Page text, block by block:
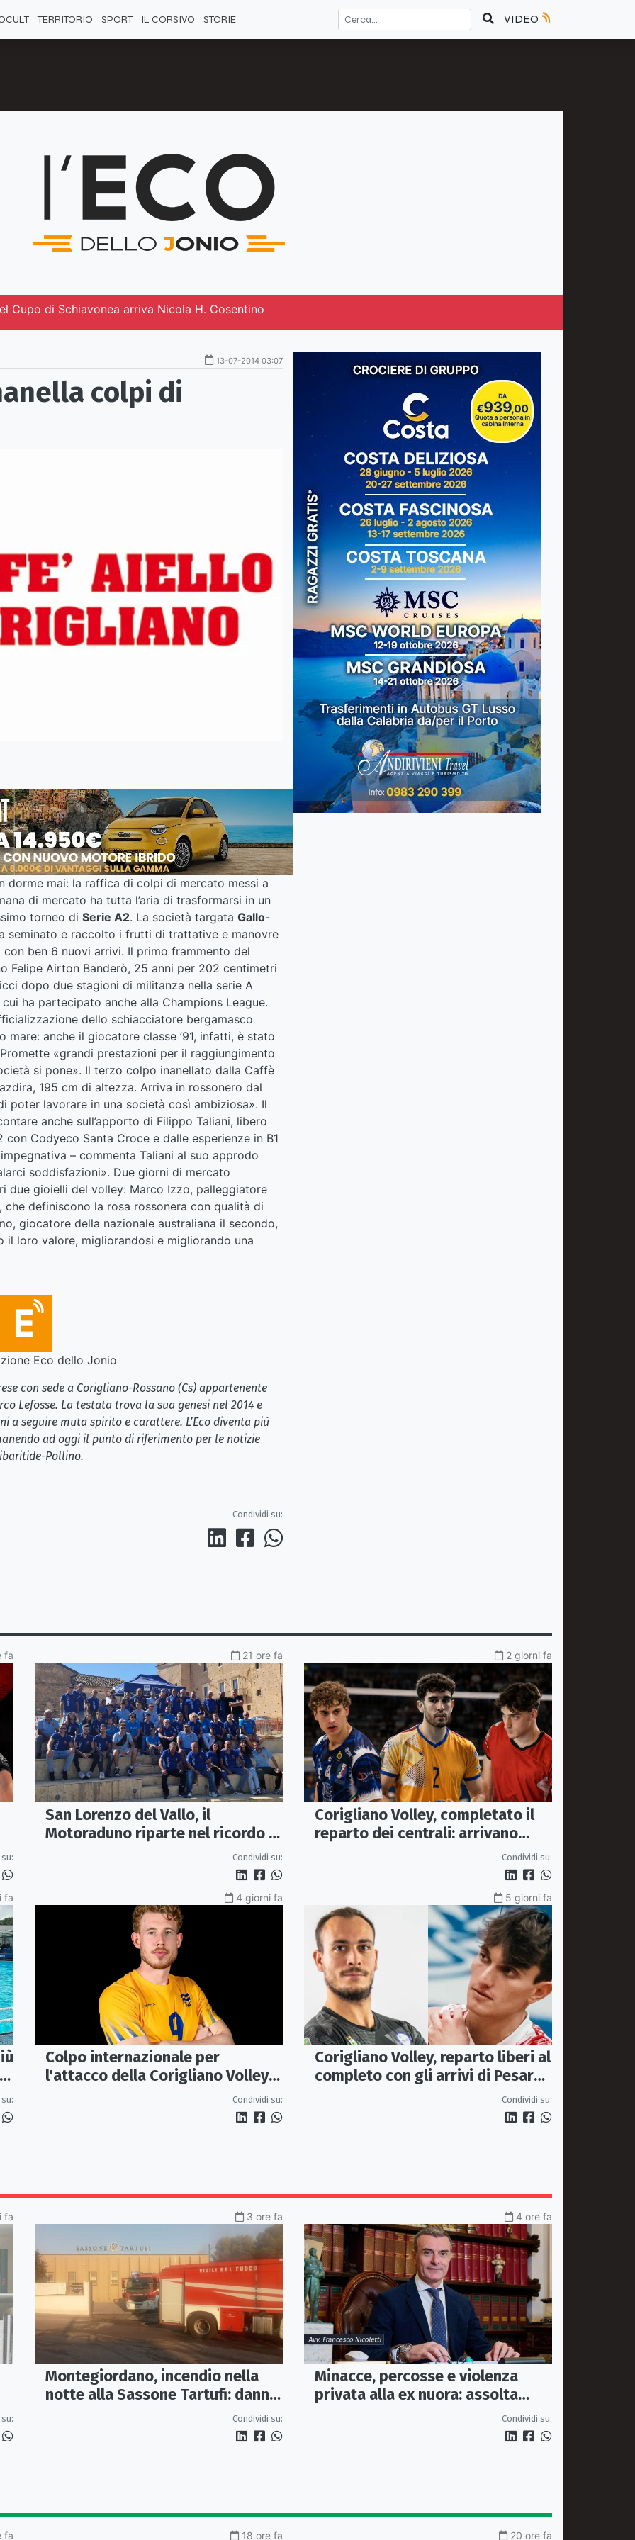
TERRITORIO SPORT IL CORSIVO STORIE VIDEO
Cupo di Schiavonea arriva Nicola H. Cosentino
13-07-2014 03:07
colpi di
dorme mai: la raffica di colpi di mercato messi a
di mercato ha tutta l’aria di trasformarsi in un
torneo di Serie A2. La società targata Gallo-
seminato e raccolto i frutti di trattative e manovre
ben 6 nuovi arrivi. Il primo frammento del
Felipe Airton Banderò, 25 anni per 202 centimetri
dopo due stagioni di militanza nella serie A
ha partecipato anche alla Champions League.
dello schiacciatore bergamasco
mare: anche il giocatore classe ’91, infatti, è stato
«grandi prestazioni per il raggiungimento
si pone». Il terzo colpo inanellato dalla Caffè
195 cm di altezza. Arriva in rossonero dal
poter lavorare in una società così ambiziosa». Il
anche sull’apporto di Filippo Taliani, libero
con Codyeco Santa Croce e dalle esperienze in B1
– commenta Taliani al suo approdo
soddisfazioni». Due giorni di mercato
due gioielli del volley: Marco Izzo, palleggiatore
che definiscono la rosa rossonera con qualità di
giocatore della nazionale australiana il secondo,
il loro valore, migliorandosi e migliorando una
Eco dello Jonio
con sede a Corigliano-Rossano (Cs) appartenente
Lefosse. La testata trova la sua genesi nel 2014 e
a seguire muta spirito e carattere. L’Eco diventa più
ad oggi il punto di riferimento per le notizie
Pollino.
Condividi su:
fa 21 ore fa
San Lorenzo del Vallo, il
Motoraduno riparte nel ricordo di
Condividi su:
2 giorni fa
Corigliano Volley, completato il
reparto dei centrali: arrivano
Condividi su:
fa 4 giorni fa
Colpo internazionale per
l'attacco della Corigliano Volley:
arriva l'opposto svedese Johan
Condividi su:
5 giorni fa
Corigliano Volley, reparto liberi al
completo con gli arrivi di Pesare
Condividi su:
fa 3 ore fa
Montegiordano, incendio nella
notte alla Sassone Tartufi: danni
per oltre un milione di euroCondividi su:
4 ore fa
Minacce, percosse e violenza
privata alla ex nuora: assolta
perché il fatto non sussisteCondividi su:
fa 18 ore fa 20 ore fa